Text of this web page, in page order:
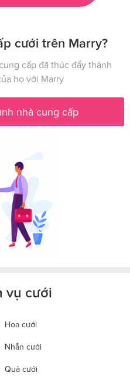
cưới trên Marry?
cấp đã thúc đẩy thành
họ với Marry
nhà cung cấp
vụ cưới
Hoa cưới
Nhẫn cưới
Quà cưới